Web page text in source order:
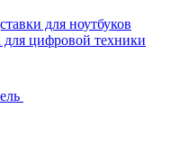
для ноутбуков
для цифровой техники